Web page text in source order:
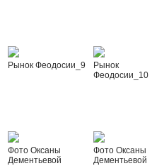
Рынок Феодосии_9
Рынок
Феодосии_10
Фото Оксаны
Дементьевой
Фото Оксаны
Дементьевой